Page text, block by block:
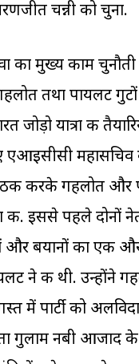
चन्नी को चुना.
का मुख्य काम
तथा पायलट
जोड़ो यात्रा की
महासचिव
करके गहलोत और
की. इससे पहले दोनों
और बयानों का एक
ने की थी. उन्होंने
में पार्टी को
गुलाम नबी आजाद